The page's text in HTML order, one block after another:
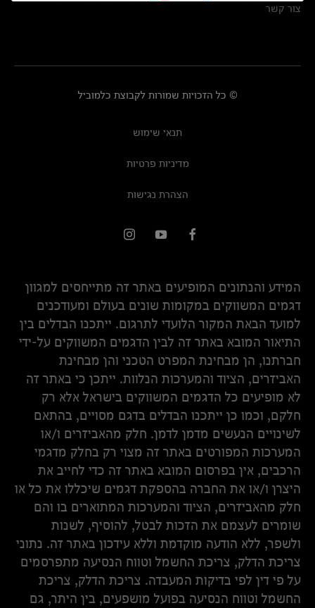
צור קשר
© כל הזכויות שמורות לקבוצת כלמוביל
תנאי שימוש
מדיניות פרטיות
הצהרת נגישות
המידע והנתונים המופיעים באתר זה מתייחסים למגוון
דגמים המשווקים במקומות שונים בעולם ומעודכנים
למועד הבאת המקור הלועדי לתרגום. ייתכנו הבדלים בין
התיאור המובא באתר זה לבין הדגמים המשווקים על-ידי
חברתנו, הן מבחינת המפרט הטכני והן מבחינת
האביזרים, הציוד והמערכות הנלוות. ייתכן כי באתר זה
לא מופיעים כל הדגמים המשווקים בישראל אלא רק
חלקם, וכמו כן ייתכנו הבדלים בדגם מסויים, בהתאם
לשינויים הנעשים מדמן לדמן. חלק מהאביזרים ו/או
המערכות המפורטים באתר זה מצוי רק בחלק מדגמי
הרכבים, אין בפרסום המובא באתר זה כדי לחייב את
היצרן ו/או את החברה בהספקת דגמים שיכללו את כל או
חלק מהאביזרים, הציוד והמערכות המתוארים בו והם
שומרים לעצמם את הזכות לבטל, להוסיף, לשנות
ולשפר, ללא הודעה מוקדמת וללא עידכון באתר זה. נתוני
צריכת הדלק, צריכת החשמל וטווח הנסיעה מתפרסמים
על פי דין לפי בדיקות המעבדה. צריכת הדלק, צריכת
החשמל וטווח הנסיעה בפועל מושפעים, בין היתר, גם